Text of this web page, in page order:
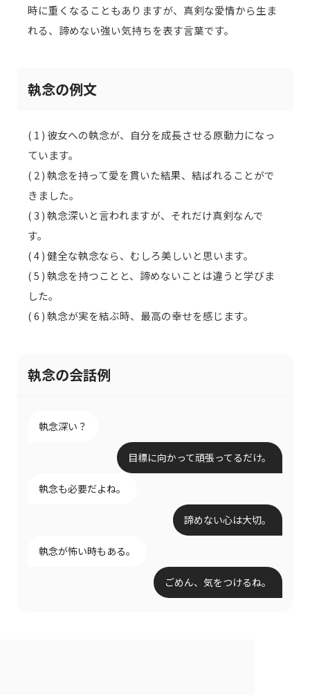
時に重くなることもありますが、真剣な愛情から生ま
れる、諦めない強い気持ちを表す言葉です。
執念の例文
( 1 ) 彼女への執念が、自分を成長させる原動力になっ
ています。
( 2 ) 執念を持って愛を貫いた結果、結ばれることがで
きました。
( 3 ) 執念深いと言われますが、それだけ真剣なんで
す。
( 4 ) 健全な執念なら、むしろ美しいと思います。
( 5 ) 執念を持つことと、諦めないことは違うと学びま
した。
( 6 ) 執念が実を結ぶ時、最高の幸せを感じます。
執念の会話例
執念深い？
目標に向かって頑張ってるだけ。
執念も必要だよね。
諦めない心は大切。
執念が怖い時もある。
ごめん、気をつけるね。